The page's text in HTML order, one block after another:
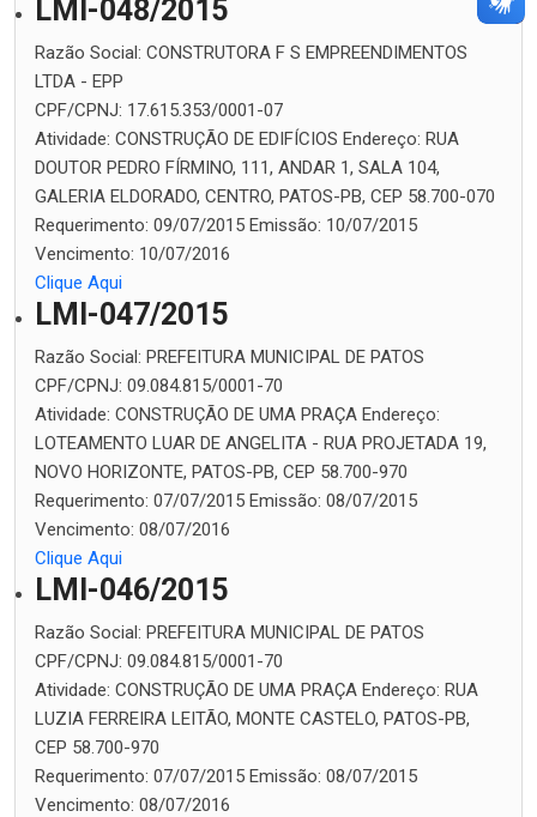
LMI-048/2015
Razão Social: CONSTRUTORA F S EMPREENDIMENTOS
LTDA - EPP
CPF/CPNJ: 17.615.353/0001-07
Atividade: CONSTRUÇÃO DE EDIFÍCIOS Endereço: RUA
DOUTOR PEDRO FÍRMINO, 111, ANDAR 1, SALA 104,
GALERIA ELDORADO, CENTRO, PATOS-PB, CEP 58.700-070
Requerimento: 09/07/2015 Emissão: 10/07/2015
Vencimento: 10/07/2016
Clique Aqui
LMI-047/2015
Razão Social: PREFEITURA MUNICIPAL DE PATOS
CPF/CPNJ: 09.084.815/0001-70
Atividade: CONSTRUÇÃO DE UMA PRAÇA Endereço:
LOTEAMENTO LUAR DE ANGELITA - RUA PROJETADA 19,
NOVO HORIZONTE, PATOS-PB, CEP 58.700-970
Requerimento: 07/07/2015 Emissão: 08/07/2015
Vencimento: 08/07/2016
Clique Aqui
LMI-046/2015
Razão Social: PREFEITURA MUNICIPAL DE PATOS
CPF/CPNJ: 09.084.815/0001-70
Atividade: CONSTRUÇÃO DE UMA PRAÇA Endereço: RUA
LUZIA FERREIRA LEITÃO, MONTE CASTELO, PATOS-PB,
CEP 58.700-970
Requerimento: 07/07/2015 Emissão: 08/07/2015
Vencimento: 08/07/2016